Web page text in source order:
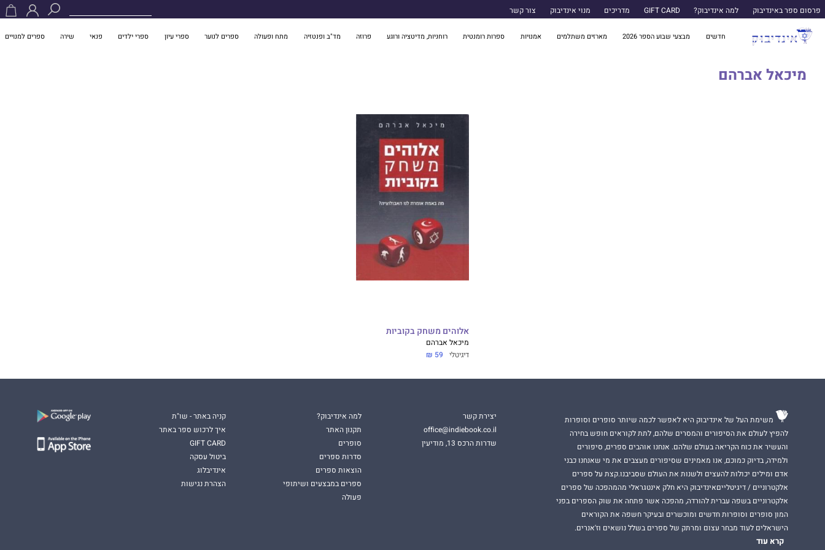
פרסום ספר באינדיבוק למה אינדיבוק? GIFT CARD מדריכים מנוי אינדיבוק צור קשר
חדשים מבצעי שבוע הספר 2026 מארזים משתלמים אמנויות ספרות רומנטית רוחניות, מדיטציה ורוגע פרוזה מד"ב ופנטזיה מתח ופעולה ספרים לנוער ספרי עיון ספרי ילדים פנאי שירה ספרים למנויים
מיכאל אברהם
אלוהים משחק בקוביות
מיכאל אברהם
דיגיטלי 59 ₪
משימת העל של אינדיבוק היא לאפשר לכמה שיותר סופרים וסופרות
להפיץ לעולם את הסיפורים והמסרים שלהם, לתת לקוראים חופש בחירה
והעשיר את כוח הקריאה בעולם שלהם. אנחנו אוהבים ספרים, סיפורים
ולמידה, בדיוק כמוכם, אנו מאמינים שסיפורים מעצבים את מי שאנחנו כבני
אדם ומילים יכולות להעצים ולשנות את העולם שסביבנו.קצת על ספרים
אלקטרוניים / דיגיטלייםאינדיבוק היא חלק אינטגראלי מהמהפכה של ספרים
אלקטרוניים בשפה עברית להורדה, מהפכה אשר פתחה את שוק הספרים בפני
המון סופרים וסופרות חדשים ומוכשרים ובעיקר חשפה את הקוראים
הישראלים לעוד מבחר עצום ומרתק של ספרים בשלל נושאים וז'אנרים.
קרא עוד
יצירת קשר
office@indiebook.co.il
שדרות הרכס 13, מודיעין
למה אינדיבוק?
תקנון האתר
סופרים
סדרות ספרים
הוצאות ספרים
ספרים במבצעים ושיתופי
פעולה
קניה באתר - שו"ת
איך לרכוש ספר באתר
GIFT CARD
ביטול עסקה
אינדיבלוג
הצהרת נגישות